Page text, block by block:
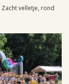
velletje, rond